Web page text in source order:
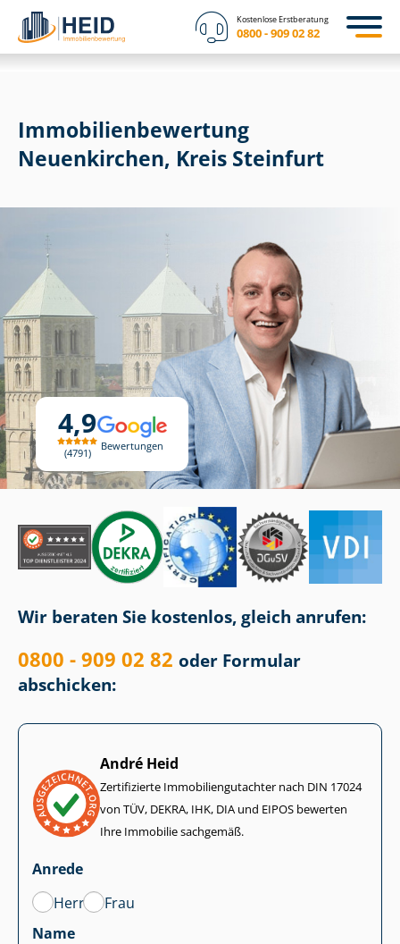
Kostenlose Erstberatung
0800 - 909 02 82
4,9
4791
Bewertungen
Immobilien­bewertung
Neuenkirchen, Kreis Steinfurt
Wir beraten Sie kostenlos, gleich anrufen:
0800 - 909 02 82 oder Formular
abschicken:
André Heid
Zertifizierte Im­mo­bi­li­en­gut­ach­ter nach DIN 17024
von TÜV, DEKRA, IHK, DIA und EIPOS bewerten
Ihre Immobilie sachgemäß.
Anrede
Herr
Frau
Name